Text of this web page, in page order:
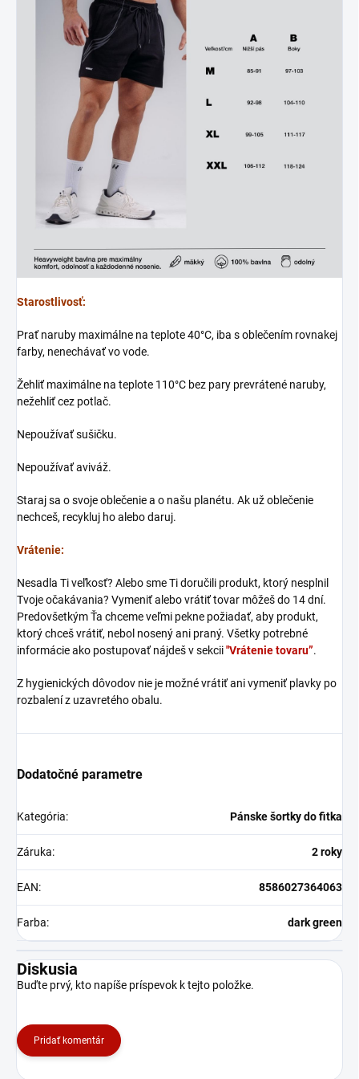
Starostlivosť:
Prať naruby maximálne na teplote 40°C, iba s oblečením rovnakej
farby, nenechávať vo vode.
Žehliť maximálne na teplote 110°C bez pary prevrátené naruby,
nežehliť cez potlač.
Nepoužívať sušičku.
Nepoužívať aviváž.
Staraj sa o svoje oblečenie a o našu planétu. Ak už oblečenie
nechceš, recykluj ho alebo daruj.
Vrátenie:
Nesadla Ti veľkosť? Alebo sme Ti doručili produkt, ktorý nesplnil
Tvoje očakávania? Vymeniť alebo vrátiť tovar môžeš do 14 dní.
Predovšetkým Ťa chceme veľmi pekne požiadať, aby produkt,
ktorý chceš vrátiť, nebol nosený ani praný. Všetky potrebné
informácie ako postupovať nájdeš v sekcii"Vrátenie tovaru”.
Z hygienických dôvodov nie je možné vrátiť ani vymeniť plavky po
rozbalení z uzavretého obalu.
Dodatočné parametre
Kategória: Pánske šortky do fitka
Záruka: 2 roky
EAN: 8586027364063
Farba: dark green
Diskusia
Buďte prvý, kto napíše príspevok k tejto položke.
Pridať komentár